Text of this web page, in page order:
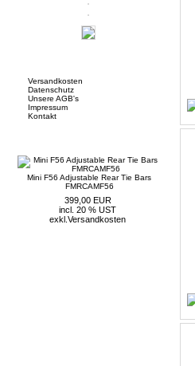
Versandkosten
Datenschutz
Unsere AGB's
Impressum
Kontakt
Mini F56 Adjustable Rear Tie Bars
FMRCAMF56
399,00 EUR
incl. 20 % UST
exkl. Versandkosten